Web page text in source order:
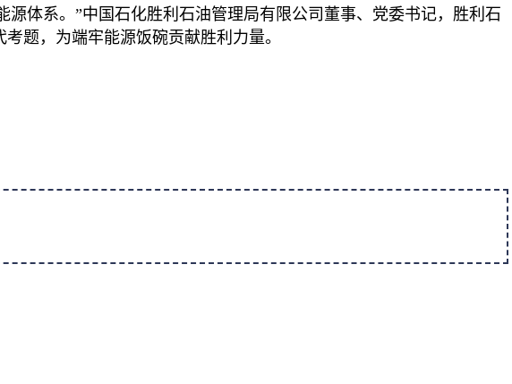
体系。”中国石化胜利石油管理局有限公司董事、党委书记，胜利石
题，为端牢能源饭碗贡献胜利力量。